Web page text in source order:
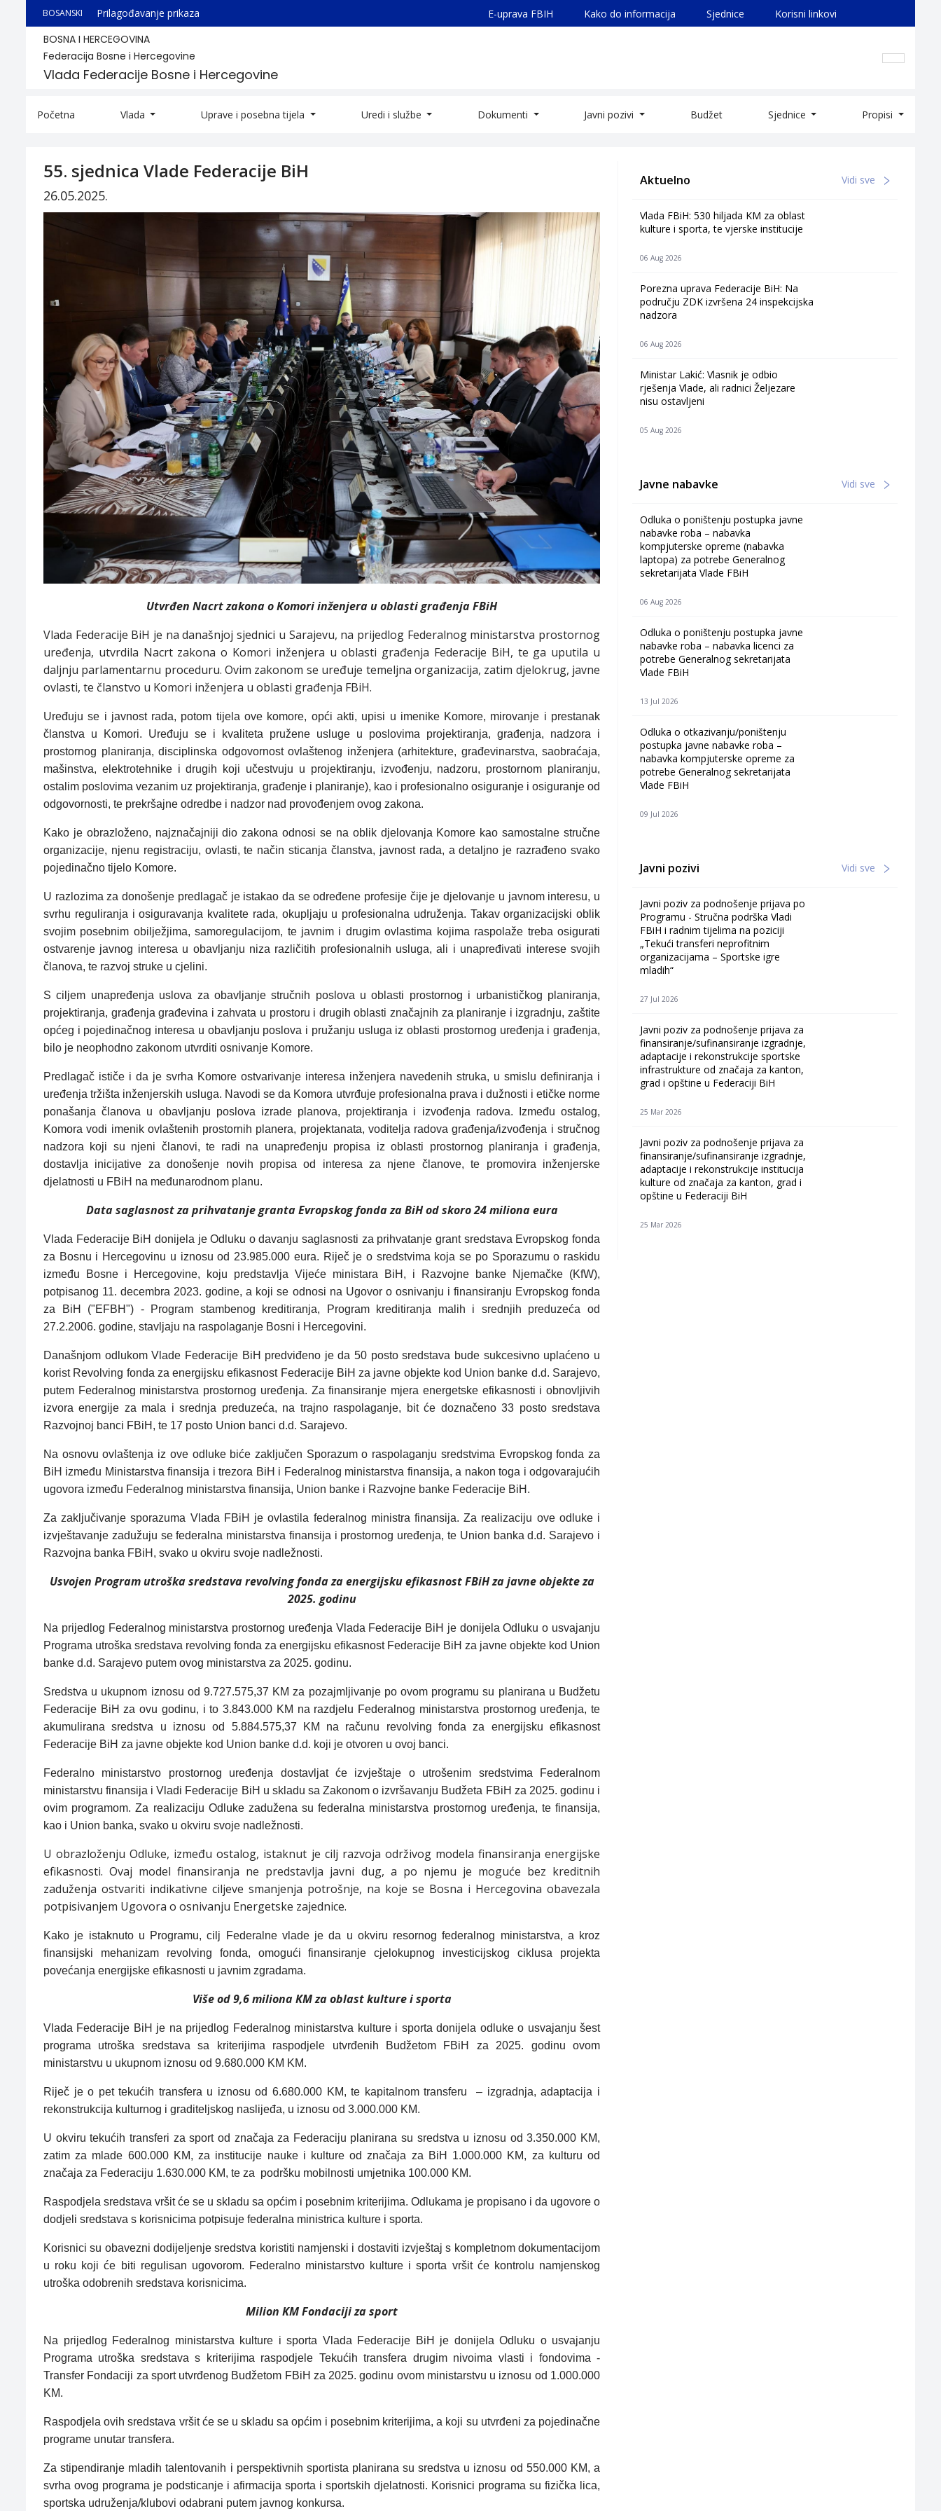
BOSANSKI Prilagođavanje prikaza E-uprava FBIH Kako do informacija Sjednice Korisni linkovi
BOSNA I HERCEGOVINA
Federacija Bosne i Hercegovine
Vlada Federacije Bosne i Hercegovine
Početna Vlada Uprave i posebna tijela Uredi i službe Dokumenti Javni pozivi Budžet Sjednice Propisi
55. sjednica Vlade Federacije BiH
26.05.2025.
Utvrđen Nacrt zakona o Komori inženjera u oblasti građenja FBiH
Vlada Federacije BiH je na današnjoj sjednici u Sarajevu, na prijedlog Federalnog ministarstva prostornog
uređenja, utvrdila Nacrt zakona o Komori inženjera u oblasti građenja Federacije BiH, te ga uputila u
daljnju parlamentarnu proceduru. Ovim zakonom se uređuje temeljna organizacija, zatim djelokrug, javne
ovlasti, te članstvo u Komori inženjera u oblasti građenja FBiH.
Uređuju se i javnost rada, potom tijela ove komore, opći akti, upisi u imenike Komore, mirovanje i prestanak
članstva u Komori. Uređuju se i kvaliteta pružene usluge u poslovima projektiranja, građenja, nadzora i
prostornog planiranja, disciplinska odgovornost ovlaštenog inženjera (arhitekture, građevinarstva, saobraćaja,
mašinstva, elektrotehnike i drugih koji učestvuju u projektiranju, izvođenju, nadzoru, prostornom planiranju,
ostalim poslovima vezanim uz projektiranja, građenje i planiranje), kao i profesionalno osiguranje i osiguranje od
odgovornosti, te prekršajne odredbe i nadzor nad provođenjem ovog zakona.
Kako je obrazloženo, najznačajniji dio zakona odnosi se na oblik djelovanja Komore kao samostalne stručne
organizacije, njenu registraciju, ovlasti, te način sticanja članstva, javnost rada, a detaljno je razrađeno svako
pojedinačno tijelo Komore.
U razlozima za donošenje predlagač je istakao da se određene profesije čije je djelovanje u javnom interesu, u
svrhu reguliranja i osiguravanja kvalitete rada, okupljaju u profesionalna udruženja. Takav organizacijski oblik
svojim posebnim obilježjima, samoregulacijom, te javnim i drugim ovlastima kojima raspolaže treba osigurati
ostvarenje javnog interesa u obavljanju niza različitih profesionalnih usluga, ali i unapređivati interese svojih
članova, te razvoj struke u cjelini.
S ciljem unapređenja uslova za obavljanje stručnih poslova u oblasti prostornog i urbanističkog planiranja,
projektiranja, građenja građevina i zahvata u prostoru i drugih oblasti značajnih za planiranje i izgradnju, zaštite
općeg i pojedinačnog interesa u obavljanju poslova i pružanju usluga iz oblasti prostornog uređenja i građenja,
bilo je neophodno zakonom utvrditi osnivanje Komore.
Predlagač ističe i da je svrha Komore ostvarivanje interesa inženjera navedenih struka, u smislu definiranja i
uređenja tržišta inženjerskih usluga. Navodi se da Komora utvrđuje profesionalna prava i dužnosti i etičke norme
ponašanja članova u obavljanju poslova izrade planova, projektiranja i izvođenja radova. Između ostalog,
Komora vodi imenik ovlaštenih prostornih planera, projektanata, voditelja radova građenja/izvođenja i stručnog
nadzora koji su njeni članovi, te radi na unapređenju propisa iz oblasti prostornog planiranja i građenja,
dostavlja inicijative za donošenje novih propisa od interesa za njene članove, te promovira inženjerske
djelatnosti u FBiH na međunarodnom planu.
Data saglasnost za prihvatanje granta Evropskog fonda za BiH od skoro 24 miliona eura
Vlada Federacije BiH donijela je Odluku o davanju saglasnosti za prihvatanje grant sredstava Evropskog fonda
za Bosnu i Hercegovinu u iznosu od 23.985.000 eura. Riječ je o sredstvima koja se po Sporazumu o raskidu
između Bosne i Hercegovine, koju predstavlja Vijeće ministara BiH, i Razvojne banke Njemačke (KfW),
potpisanog 11. decembra 2023. godine, a koji se odnosi na Ugovor o osnivanju i finansiranju Evropskog fonda
za BiH ("EFBH") - Program stambenog kreditiranja, Program kreditiranja malih i srednjih preduzeća od
27.2.2006. godine, stavljaju na raspolaganje Bosni i Hercegovini.
Današnjom odlukom Vlade Federacije BiH predviđeno je da 50 posto sredstava bude sukcesivno uplaćeno u
korist Revolving fonda za energijsku efikasnost Federacije BiH za javne objekte kod Union banke d.d. Sarajevo,
putem Federalnog ministarstva prostornog uređenja. Za finansiranje mjera energetske efikasnosti i obnovljivih
izvora energije za mala i srednja preduzeća, na trajno raspolaganje, bit će doznačeno 33 posto sredstava
Razvojnoj banci FBiH, te 17 posto Union banci d.d. Sarajevo.
Na osnovu ovlaštenja iz ove odluke biće zaključen Sporazum o raspolaganju sredstvima Evropskog fonda za
BiH između Ministarstva finansija i trezora BiH i Federalnog ministarstva finansija, a nakon toga i odgovarajućih
ugovora između Federalnog ministarstva finansija, Union banke i Razvojne banke Federacije BiH.
Za zaključivanje sporazuma Vlada FBiH je ovlastila federalnog ministra finansija. Za realizaciju ove odluke i
izvještavanje zadužuju se federalna ministarstva finansija i prostornog uređenja, te Union banka d.d. Sarajevo i
Razvojna banka FBiH, svako u okviru svoje nadležnosti.
Usvojen Program utroška sredstava revolving fonda za energijsku efikasnost FBiH za javne objekteza
2025. godinu
Na prijedlog Federalnog ministarstva prostornog uređenja Vlada Federacije BiH je donijela Odluku o usvajanju
Programa utroška sredstava revolving fonda za energijsku efikasnost Federacije BiH za javne objekte kod Union
banke d.d. Sarajevo putem ovog ministarstva za 2025. godinu.
Sredstva u ukupnom iznosu od 9.727.575,37 KM za pozajmljivanje po ovom programu su planirana u Budžetu
Federacije BiH za ovu godinu, i to 3.843.000 KM na razdjelu Federalnog ministarstva prostornog uređenja, te
akumulirana sredstva u iznosu od 5.884.575,37 KM na računu revolving fonda za energijsku efikasnost
Federacije BiH za javne objekte kod Union banke d.d. koji je otvoren u ovoj banci.
Federalno ministarstvo prostornog uređenja dostavljat će izvještaje o utrošenim sredstvima Federalnom
ministarstvu finansija i Vladi Federacije BiH u skladu sa Zakonom o izvršavanju Budžeta FBiH za 2025. godinu i
ovim programom. Za realizaciju Odluke zadužena su federalna ministarstva prostornog uređenja, te finansija,
kao i Union banka, svako u okviru svoje nadležnosti.
U obrazloženju Odluke, između ostalog, istaknut je cilj razvoja održivog modela finansiranja energijske
efikasnosti. Ovaj model finansiranja ne predstavlja javni dug, a po njemu je moguće bez kreditnih
zaduženja ostvariti indikativne ciljeve smanjenja potrošnje, na koje se Bosna i Hercegovina obavezala
potpisivanjem Ugovora o osnivanju Energetske zajednice.
Kako je istaknuto u Programu, cilj Federalne vlade je da u okviru resornog federalnog ministarstva, a kroz
finansijski mehanizam revolving fonda, omogući finansiranje cjelokupnog investicijskog ciklusa projekta
povećanja energijske efikasnosti u javnim zgradama.
Više od 9,6 miliona KM za oblast kulture i sporta
Vlada Federacije BiH je na prijedlog Federalnog ministarstva kulture i sporta donijela odluke o usvajanju šest
programa utroška sredstava sa kriterijima raspodjele utvrđenih Budžetom FBiH za 2025. godinu ovom
ministarstvu u ukupnom iznosu od 9.680.000 KM KM.
Riječ je o pet tekućih transfera u iznosu od 6.680.000 KM, te kapitalnom transferu
– izgradnja, adaptacija i
rekonstrukcija kulturnog i graditeljskog naslijeđa, u iznosu od 3.000.000 KM.
U okviru tekućih transferi za sport od značaja za Federaciju planirana su sredstva u iznosu od 3.350.000 KM,
zatim za mlade 600.000 KM, za institucije nauke i kulture od značaja za BiH 1.000.000 KM, za kulturu od
značaja za Federaciju 1.630.000 KM, te za podršku mobilnosti umjetnika 100.000 KM.
Raspodjela sredstava vršit će se u skladu sa općim i posebnim kriterijima. Odlukama je propisano i da ugovore o
dodjeli sredstava s korisnicima potpisuje federalna ministrica kulture i sporta.
Korisnici su obavezni dodijeljenje sredstva koristiti namjenski i dostaviti izvještaj s kompletnom dokumentacijom
u roku koji će biti regulisan ugovorom. Federalno ministarstvo kulture i sporta vršit će kontrolu namjenskog
utroška odobrenih sredstava korisnicima.
Milion KM Fondaciji za sport
Na prijedlog Federalnog ministarstva kulture i sporta Vlada Federacije BiH je donijela Odluku o usvajanju
Programa utroška sredstava s kriterijima raspodjele Tekućih transfera drugim nivoima vlasti i fondovima -
Transfer Fondaciji za sport utvrđenog Budžetom FBiH za 2025. godinu ovom ministarstvu u iznosu od 1.000.000
KM.
Raspodjela ovih sredstava vršit će se u skladu sa općim i posebnim kriterijima, a koji su utvrđeni za pojedinačne
programe unutar transfera.
Za stipendiranje mladih talentovanih i perspektivnih sportista planirana su sredstva u iznosu od 550.000 KM, a
svrha ovog programa je podsticanje i afirmacija sporta i sportskih djelatnosti. Korisnici programa su fizička lica,
sportska udruženja/klubovi odabrani putem javnog konkursa.
Aktuelno Vidi sve
Vlada FBiH: 530 hiljada KM za oblast
kulture i sporta, te vjerske institucije
06 Aug 2026
Porezna uprava Federacije BiH: Na
području ZDK izvršena 24 inspekcijska
nadzora
06 Aug 2026
Ministar Lakić: Vlasnik je odbio
rješenja Vlade, ali radnici Željezare
nisu ostavljeni
05 Aug 2026
Javne nabavke Vidi sve
Odluka o poništenju postupka javne
nabavke roba – nabavka
kompjuterske opreme (nabavka
laptopa) za potrebe Generalnog
sekretarijata Vlade FBiH
06 Aug 2026
Odluka o poništenju postupka javne
nabavke roba – nabavka licenci za
potrebe Generalnog sekretarijata
Vlade FBiH
13 Jul 2026
Odluka o otkazivanju/poništenju
postupka javne nabavke roba –
nabavka kompjuterske opreme za
potrebe Generalnog sekretarijata
Vlade FBiH
09 Jul 2026
Javni pozivi Vidi sve
Javni poziv za podnošenje prijava po
Programu - Stručna podrška Vladi
FBiH i radnim tijelima na poziciji
„Tekući transferi neprofitnim
organizacijama – Sportske igre
mladih“
27 Jul 2026
Javni poziv za podnošenje prijava za
finansiranje/sufinansiranje izgradnje,
adaptacije i rekonstrukcije sportske
infrastrukture od značaja za kanton,
grad i opštine u Federaciji BiH
25 Mar 2026
Javni poziv za podnošenje prijava za
finansiranje/sufinansiranje izgradnje,
adaptacije i rekonstrukcije institucija
kulture od značaja za kanton, grad i
opštine u Federaciji BiH
25 Mar 2026